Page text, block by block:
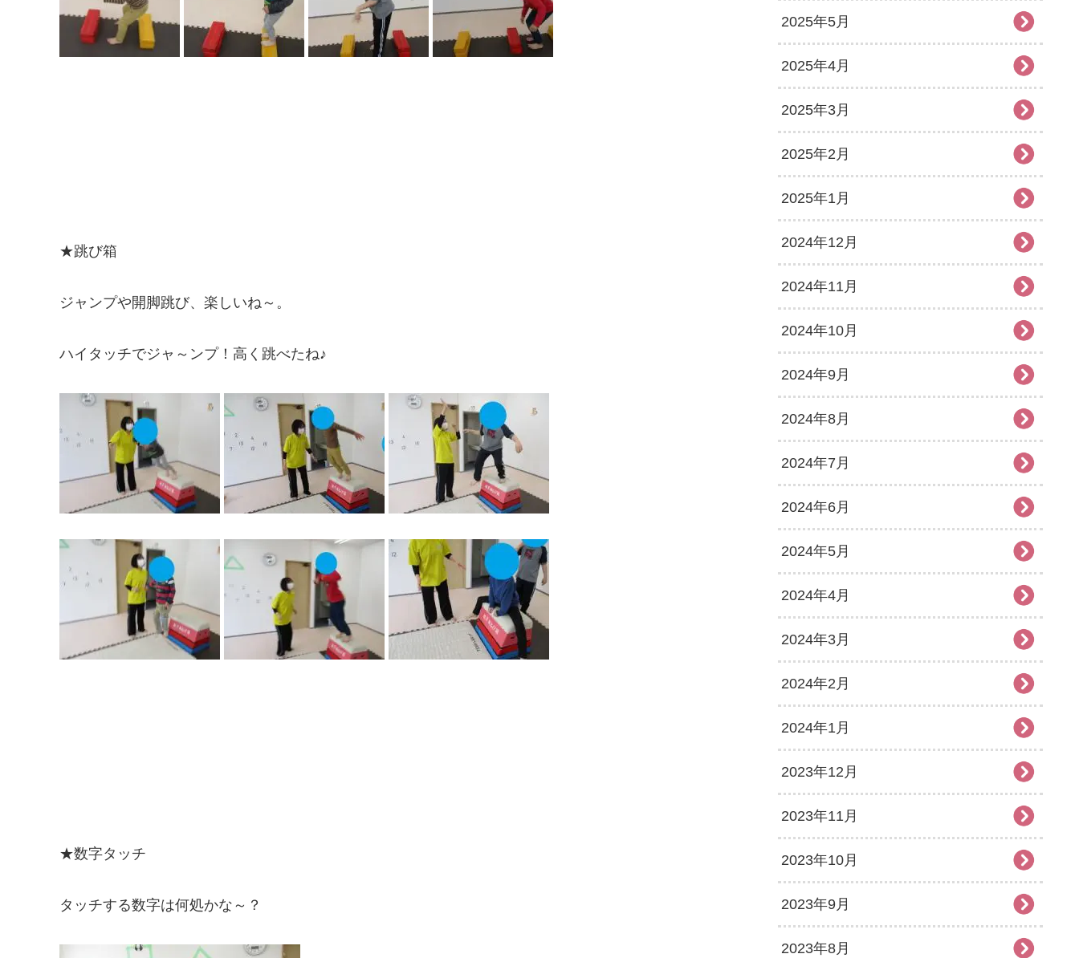
★跳び箱
ジャンプや開脚跳び、楽しいね～。
ハイタッチでジャ～ンプ！高く跳べたね♪
★数字タッチ
タッチする数字は何処かな～？
2025年5月
2025年4月
2025年3月
2025年2月
2025年1月
2024年12月
2024年11月
2024年10月
2024年9月
2024年8月
2024年7月
2024年6月
2024年5月
2024年4月
2024年3月
2024年2月
2024年1月
2023年12月
2023年11月
2023年10月
2023年9月
2023年8月